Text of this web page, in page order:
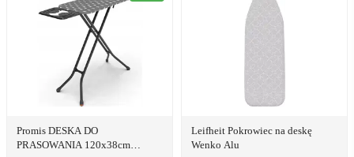
Promis DESKA DO
PRASOWANIA 120x38cm
Leifheit Pokrowiec na deskę
Wenko Alu